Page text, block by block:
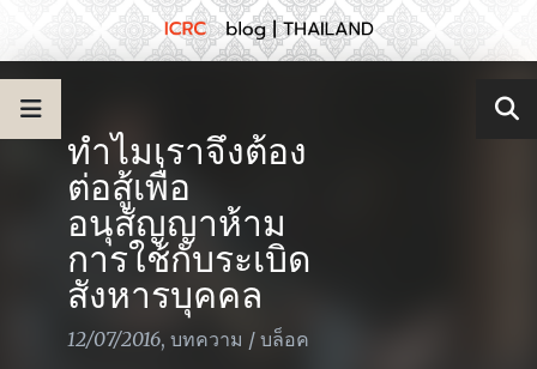
ทำไมเราจึงต้อง
ต่อสู้เพื่อ
อนุสัญญาห้าม
การใช้กับระเบิด
สังหารบุคคล
12/07/2016, บทความ / บล็อค